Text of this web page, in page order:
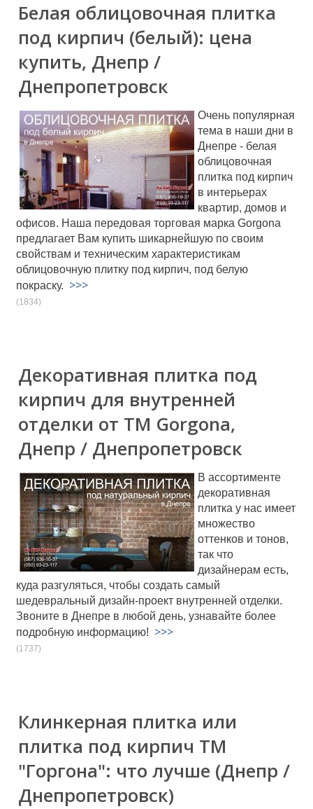
Белая облицовочная плитка
под кирпич (белый): цена
купить, Днепр /
Днепропетровск
Очень популярная
тема в наши дни в
Днепре - белая
облицовочная
плитка под кирпич
в интерьерах
квартир, домов и
офисов. Наша передовая торговая марка Gorgona
предлагает Вам купить шикарнейшую по своим
свойствам и техническим характеристикам
облицовочную плитку под кирпич, под белую
покраску. >>>
(1834)
Декоративная плитка под
кирпич для внутренней
отделки от ТМ Gorgona,
Днепр / Днепропетровск
В ассортименте
декоративная
плитка у нас имеет
множество
оттенков и тонов,
так что
дизайнерам есть,
куда разгуляться, чтобы создать самый
шедевральный дизайн-проект внутренней отделки.
Звоните в Днепре в любой день, узнавайте более
подробную информацию! >>>
(1737)
Клинкерная плитка или
плитка под кирпич ТМ
"Горгона": что лучше (Днепр /
Днепропетровск)